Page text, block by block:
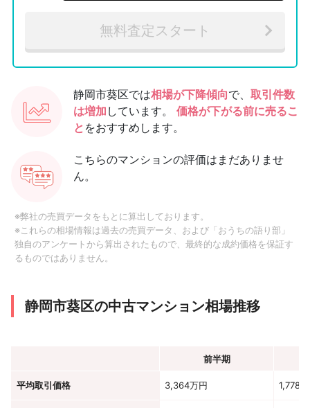
無料査定スタート
静岡市葵区では相場が下降傾向で、 取引件数
は増加 しています。
価格が下がる前に売るこ
と をおすすめします。
こちらのマンションの評価はまだありませ
ん。
※弊社の売買データをもとに算出しております。
※これらの相場情報は過去の売買データ、および「おうちの語り部」
独自のアンケートから算出されたもので、最終的な成約価格を保証す
るものではありません。
静岡市葵区の中古マンション相場推移
前半期
平均取引価格 3,364万円 1,778